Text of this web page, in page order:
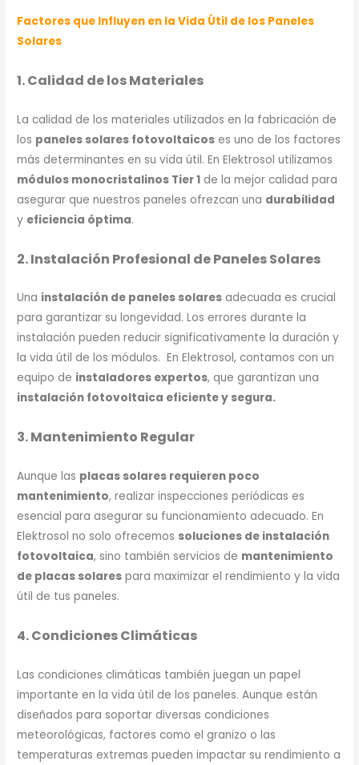
Factores que Influyen en la Vida Útil de los Paneles
Solares
1. Calidad de los Materiales
La calidad de los materiales utilizados en la fabricación de
los paneles solares fotovoltaicos es uno de los factores
más determinantes en su vida útil. En Elektrosol utilizamos
módulos monocristalinos Tier 1 de la mejor calidad para
asegurar que nuestros paneles ofrezcan una durabilidad
y eficiencia óptima.
2. Instalación Profesional de Paneles Solares
Una instalación de paneles solares adecuada es crucial
para garantizar su longevidad. Los errores durante la
instalación pueden reducir significativamente la duración y
la vida útil de los módulos. En Elektrosol, contamos con un
equipo de instaladores expertos, que garantizan una
instalación fotovoltaica eficientey segura.
3. Mantenimiento Regular
Aunque las placas solares requieren poco
mantenimiento, realizar inspecciones periódicas es
esencial para asegurar su funcionamiento adecuado. En
Elektrosol no solo ofrecemos soluciones de instalación
fotovoltaica, sino también servicios de mantenimiento
de placas solares para maximizar el rendimiento y la vida
útil de tus paneles.
4. Condiciones Climáticas
Las condiciones climáticas también juegan un papel
importante en la vida útil de los paneles. Aunque están
diseñados para soportar diversas condiciones
meteorológicas, factores como el granizo o las
temperaturas extremas pueden impactar su rendimiento a